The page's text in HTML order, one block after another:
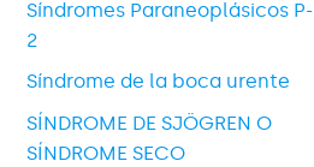
Síndromes Paraneoplásicos P-
2
Síndrome de la boca urente
SÍNDROME DE SJÖGREN O
SÍNDROME SECO